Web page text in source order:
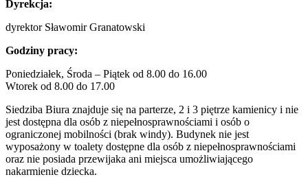
Dyrekcja:
dyrektor Sławomir Granatowski
Godziny pracy:
Poniedziałek, Środa – Piątek od 8.00 do 16.00
Wtorek od 8.00 do 17.00
Siedziba Biura znajduje się na parterze, 2 i 3 piętrze kamienicy i nie
jest dostępna dla osób z niepełnosprawnościami i osób o
ograniczonej mobilności (brak windy). Budynek nie jest
wyposażony w toalety dostępne dla osób z niepełnosprawnościami
oraz nie posiada przewijaka ani miejsca umożliwiającego
nakarmienie dziecka.